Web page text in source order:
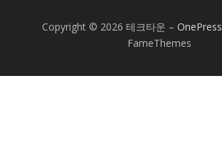
Copyright © 2026 테크타운 – OnePress
FameThemes